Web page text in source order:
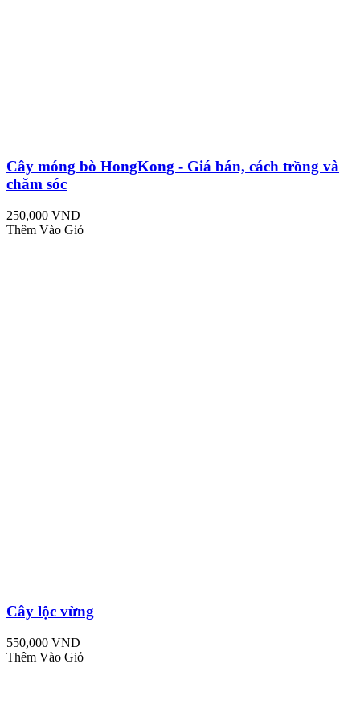
Cây móng bò HongKong - Giá bán, cách trồng và
chăm sóc
250,000 VND
Thêm Vào Giỏ
Cây lộc vừng
550,000 VND
Thêm Vào Giỏ